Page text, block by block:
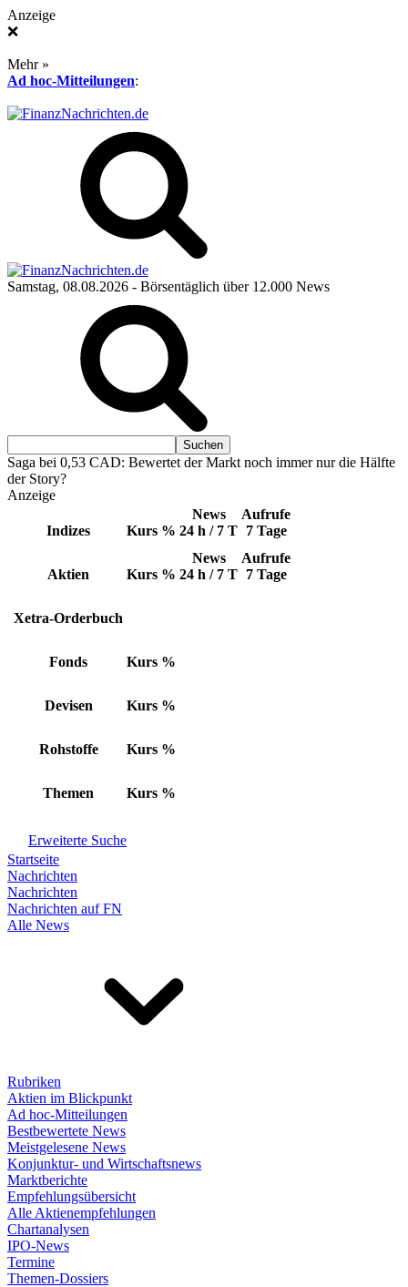
Anzeige
❌
Mehr »
Ad hoc-Mitteilungen:
Samstag, 08.08.2026 - Börsentäglich über 12.000 News
Saga bei 0,53 CAD: Bewertet der Markt noch immer nur die Hälfte
der Story?
Anzeige
Indizes Kurs %
News
24 h / 7 T
Aufrufe
7 Tage
Aktien Kurs %
News
24 h / 7 T
Aufrufe
7 Tage
Xetra-Orderbuch
Fonds Kurs %
Devisen Kurs %
Rohstoffe Kurs %
Themen Kurs %
Erweiterte Suche
Startseite
Nachrichten
Nachrichten
Nachrichten auf FN
Alle News
Rubriken
Aktien im Blickpunkt
Ad hoc-Mitteilungen
Bestbewertete News
Meistgelesene News
Konjunktur- und Wirtschaftsnews
Marktberichte
Empfehlungsübersicht
Alle Aktienempfehlungen
Chartanalysen
IPO-News
Termine
Themen-Dossiers